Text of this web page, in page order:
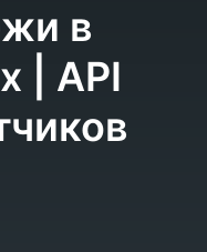
в
| API